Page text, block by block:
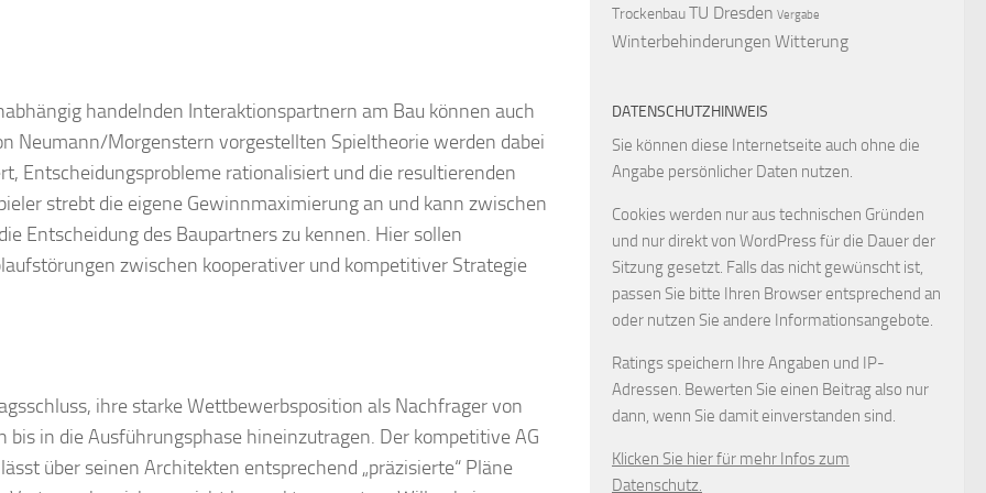
handelnden Interaktionspartnern am Bau können auch
Neumann/Morgenstern vorgestellten Spieltheorie werden dabei
Entscheidungsprobleme rationalisiert und die resultierenden
strebt die eigene Gewinnmaximierung an und kann zwischen
Entscheidung des Baupartners zu kennen. Hier sollen
zwischen kooperativer und kompetitiver Strategie
ihre starke Wettbewerbsposition als Nachfrager von
in die Ausführungsphase hineinzutragen. Der kompetitive AG
über seinen Architekten entsprechend „präzisierte“ Pläne
TrockenbauTU Dresden Vergabe
Winterbehinderungen Witterung
DATENSCHUTZHINWEIS
Sie können diese Internetseite auch ohne die
Angabe persönlicher Daten nutzen.
Cookies werden nur aus technischen Gründen
und nur direkt von WordPress für die Dauer der
Sitzung gesetzt. Falls das nicht gewünscht ist,
passen Sie bitte Ihren Browser entsprechend an
oder nutzen Sie andere Informationsangebote.
Ratings speichern Ihre Angaben und IP-
Adressen. Bewerten Sie einen Beitrag also nur
dann, wenn Sie damit einverstanden sind.
Klicken Sie hier für mehr Infos zum
Datenschutz.